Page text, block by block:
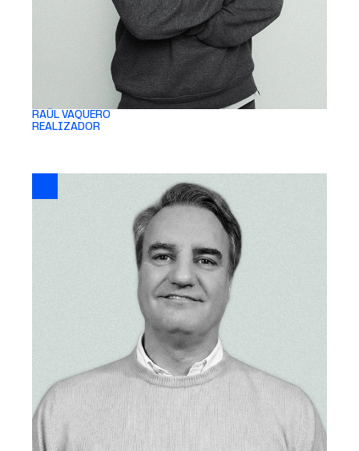
RAÚL VAQUERO
REALIZADOR